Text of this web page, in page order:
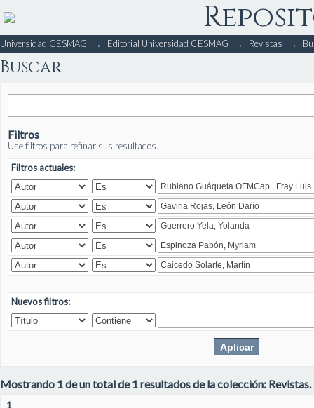
Buscar
Universidad CESMAG → Editorial Universidad CESMAG → Revistas →
Buscar
Filtros
Use filtros para refinar sus resultados.
Filtros actuales:
Nuevos filtros:
Mostrando 1 de un total de 1 resultados de la colección: Revistas.
1